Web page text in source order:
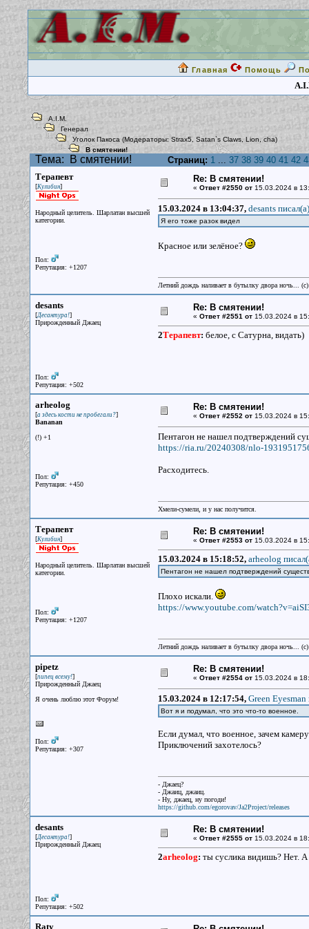
Главная Помощь
A.I.M.
Генерал
Уголок Пакоса (Модераторы:Strax5, Satan`s Claws,Lion,cha)
В смятении!
Тема: В смятении! Страниц: 1... 37 38 39 40 41 42
Терапевт
[Кулибин]
Народный целитель. Шарлатан высшей
категории.
Пол:
Репутация: +1207
Re: В смятении!
« Ответ #2550 от15.03.2024 в
15.03.2024 в 13:04:37, desants писал(a)
Я его тоже разок видел
Красное или зелёное?
Летний дождь наливает в бутылку двора ночь...
desants
[Десантура!]
Прирожденный Джаец
Пол:
Репутация: +502
Re: В смятении!
« Ответ #2551 от15.03.2024 в
2Терапевт: белое, с Сатурна, видать)
arheolog
[а здесь кости не пробегали?]
Bananan
(!) +1
Пол:
Репутация: +450
Re: В смятении!
« Ответ #2552 от15.03.2024 в
Пентагон не нашел подтверждений
https://ria.ru/20240308/nlo-
Расходитесь.
Хмели-сумели, и у нас получится.
Терапевт
[Кулибин]
Народный целитель. Шарлатан высшей
категории.
Пол:
Репутация: +1207
Re: В смятении!
« Ответ #2553 от15.03.2024 в
15.03.2024 в 15:18:52, arheolog
Пентагон не нашел подтверждений
Плохо искали.
https://www.youtube.com/
Летний дождь наливает в бутылку двора ночь...
pipetz
[пипец всему!]
Прирожденный Джаец
Я очень люблю этот Форум!
Пол:
Репутация: +307
Re: В смятении!
« Ответ #2554 от15.03.2024 в
15.03.2024 в 12:17:54, Green Eyesman
Вот я и подумал, что это что-то военное.
Если думал, что военное, зачем
Приключений захотелось?
- Джаец?
- Джаиц, джаиц.
- Ну, джаец, ну погоди!
https://github.com/egorovav/Ja2Project/releases
desants
[Десантура!]
Прирожденный Джаец
Пол:
Репутация: +502
Re: В смятении!
« Ответ #2555 от15.03.2024 в
2arheolog: ты суслика видишь? Нет. А
Raty